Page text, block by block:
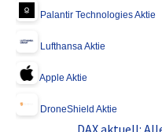
Palantir Technologies Aktie
Lufthansa Aktie
Apple Aktie
DroneShield Aktie
DAX aktuell: